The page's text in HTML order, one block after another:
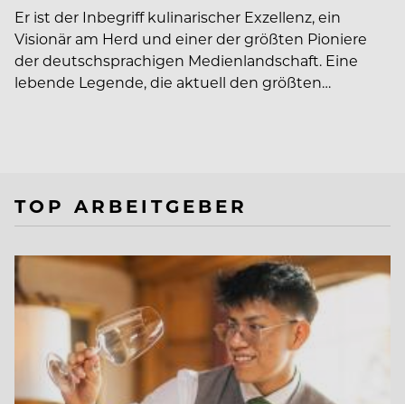
Er ist der Inbegriff kulinarischer Exzellenz, ein
Visionär am Herd und einer der größten Pioniere
der deutschsprachigen Medienlandschaft. Eine
lebende Legende, die aktuell den größten…
TOP ARBEITGEBER